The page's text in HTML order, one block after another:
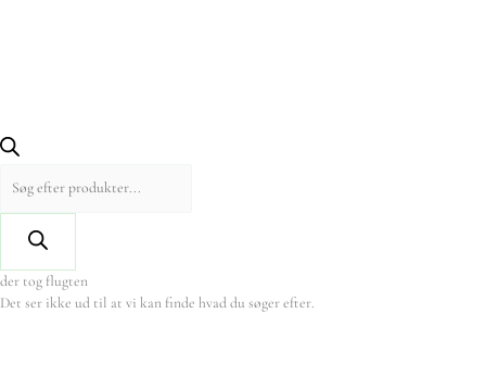
der tog flugten
Det ser ikke ud til at vi kan finde hvad du søger efter.